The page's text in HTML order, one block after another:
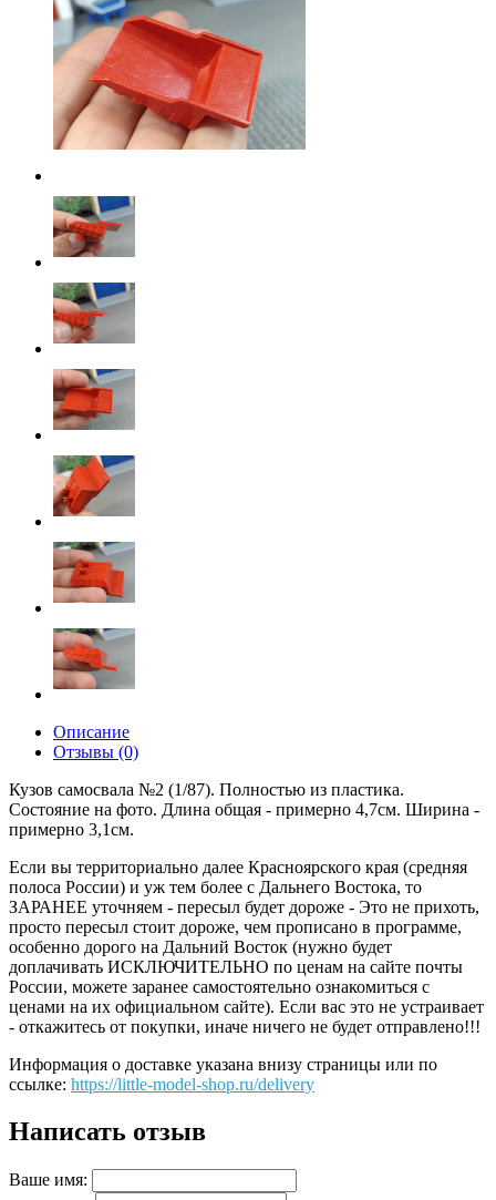
Описание
Отзывы (0)
Кузов самосвала №2 (1/87). Полностью из пластика.
Состояние на фото. Длина общая - примерно 4,7см. Ширина -
примерно 3,1см.
Если вы территориально далее Красноярского края (средняя
полоса России) и уж тем более с Дальнего Востока, то
ЗАРАНЕЕ уточняем - пересыл будет дороже - Это не прихоть,
просто пересыл стоит дороже, чем прописано в программе,
особенно дорого на Дальний Восток (нужно будет
доплачивать ИСКЛЮЧИТЕЛЬНО по ценам на сайте почты
России, можете заранее самостоятельно ознакомиться с
ценами на их официальном сайте). Если вас это не устраивает
- откажитесь от покупки, иначе ничего не будет отправлено!!!
Информация о доставке указана внизу страницы или по
ссылке: https://little-model-shop.ru/delivery
Написать отзыв
Ваше имя: